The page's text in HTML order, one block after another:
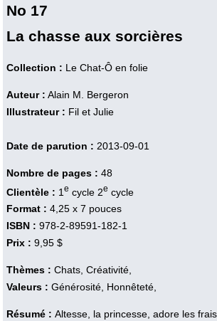
No 17
La chasse aux sorcières
Collection : Le Chat-Ô en folie
Auteur : Alain M. Bergeron
Illustrateur : Fil et Julie
Date de parution : 2013-09-01
Nombre de pages : 48
Clientèle : 1 e cycle 2e cycle
Format : 4,25 x 7 pouces
ISBN : 978-2-89591-182-1
Prix : 9,95 $
Thèmes : Chats, Créativité,
Valeurs : Générosité, Honnêteté,
Résumé : Altesse, la princesse, adore les